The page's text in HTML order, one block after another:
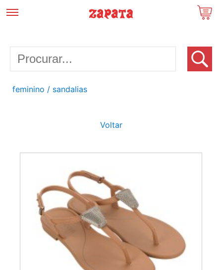
feminino / sandalias
Voltar